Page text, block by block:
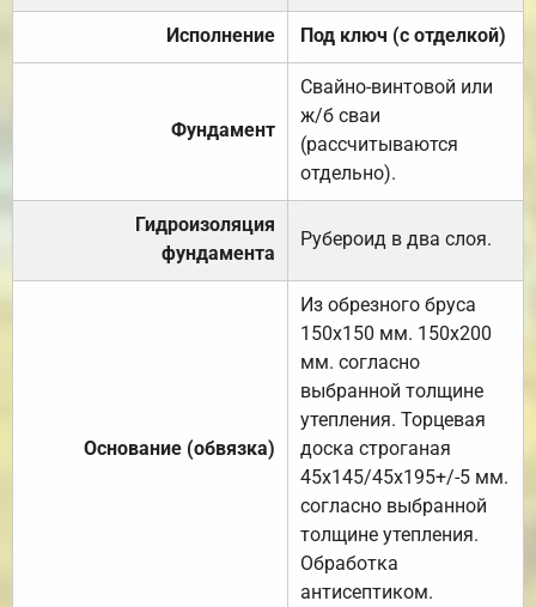
Исполнение Под ключ (с отделкой)
Фундамент
Свайно-винтовой или
ж/б сваи
(рассчитываются
отдельно).
Гидроизоляция
фундамента
Рубероид в два слоя.
Основание (обвязка)
Из обрезного бруса
150х150 мм. 150х200
мм. согласно
выбранной толщине
утепления. Торцевая
доска строганая
45х145/45х195+/-5 мм.
согласно выбранной
толщине утепления.
Обработка
антисептиком.